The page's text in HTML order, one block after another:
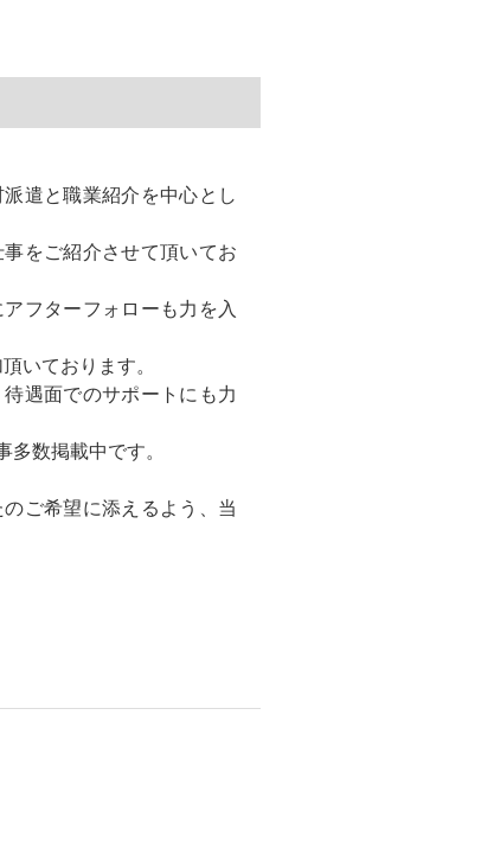
遣と職業紹介を中心とし
をご紹介させて頂いてお
フターフォローも力を入
いております。
遇面でのサポートにも力
数掲載中です。
ご希望に添えるよう、当